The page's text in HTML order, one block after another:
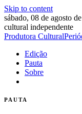
Skip to content
sábado, 08 de agosto
cultural independente
Produtora Cultural
Edição
Pauta
Sobre
PAUTA